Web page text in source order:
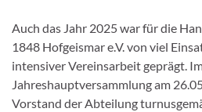
Auch das Jahr 2025 war für die
1848 Hofgeismar e.V. von viel
intensiver Vereinsarbeit geprägt.
Jahreshauptversammlung am
Vorstand der Abteilung